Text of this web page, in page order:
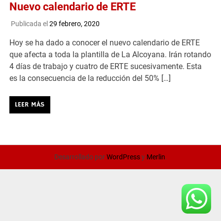
Nuevo calendario de ERTE
Publicada el 29 febrero, 2020
Hoy se ha dado a conocer el nuevo calendario de ERTE
que afecta a toda la plantilla de La Alcoyana. Irán rotando
4 días de trabajo y cuatro de ERTE sucesivamente. Esta
es la consecuencia de la reducción del 50% […]
LEER MÁS
Desarrollado porWordPressy Merlin.